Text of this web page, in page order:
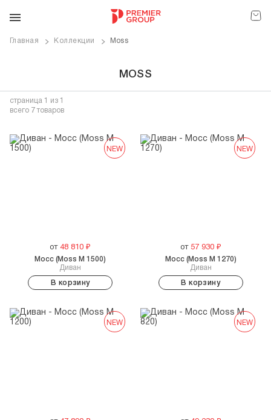
Главная Коллекции Moss
MOSS
страница 1
из 1
всего 7 товаров
NEW
от 48 810 ₽
Диван
Мосс (Moss M 1500)
В корзину
NEW
от 57 930₽
Диван
Мосс (Moss M 1270)
В корзину
NEW NEW